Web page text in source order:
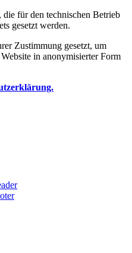
für den technischen Betrieb
gesetzt werden.
Zustimmung gesetzt, um
in anonymisierter Form